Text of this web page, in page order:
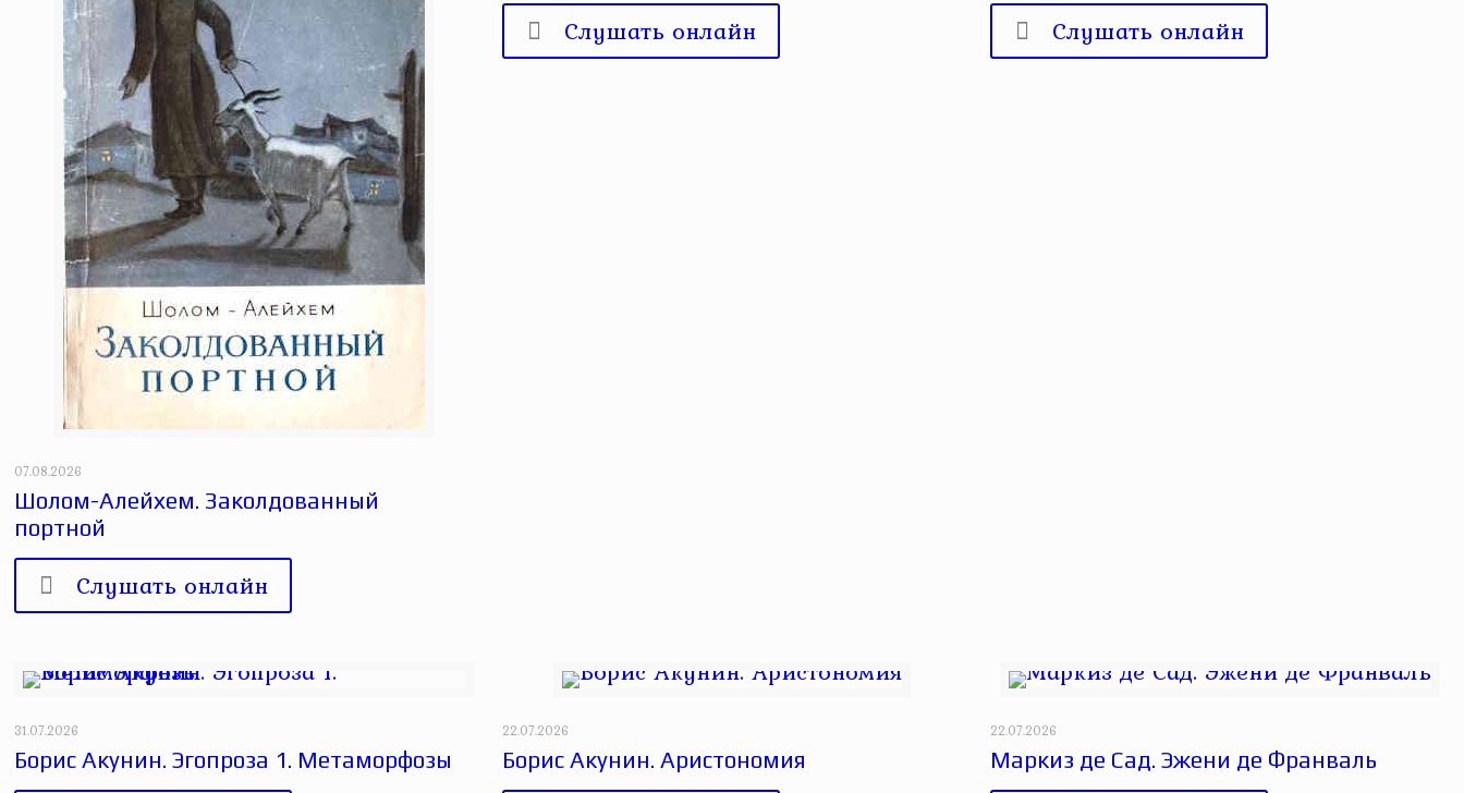
07.08.2026
Шолом-Алейхем. Заколдованный
портной
Слушать онлайн
Слушать онлайн Слушать онлайн
31.07.2026
Борис Акунин. Эгопроза 1. Метаморфозы
22.07.2026
Борис Акунин. Аристономия
22.07.2026
Маркиз де Сад. Эжени де Франваль